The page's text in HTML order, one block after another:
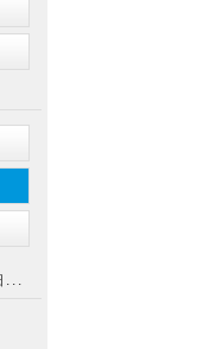
...